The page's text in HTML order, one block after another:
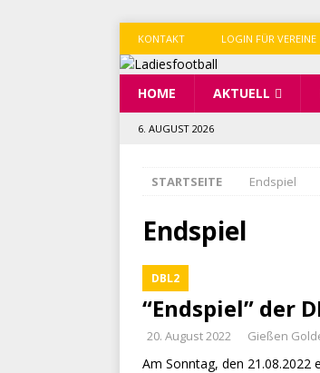
KONTAKT LOGIN FÜR VEREINE
HOME AKTUELL
6. AUGUST 2026
STARTSEITE Endspiel
Endspiel
DBL2
“Endspiel” der
20. August 2022 Gießen
Am Sonntag, den 21.08.2022